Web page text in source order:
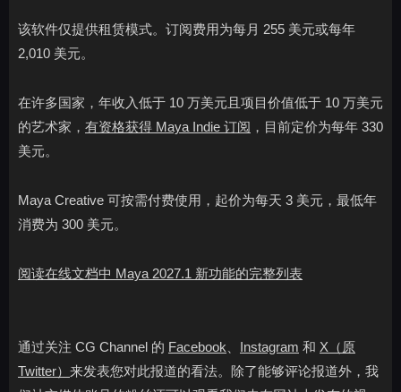
该软件仅提供租赁模式。订阅费用为每月 255 美元或每年
2,010 美元。
在许多国家，年收入低于 10 万美元且项目价值低于 10 万美元
的艺术家， 有资格获得 Maya Indie 订阅 ，目前定价为每年 330
美元。
Maya Creative 可按需付费使用，起价为每天 3 美元，最低年
消费为 300 美元。
阅读在线文档中 Maya 2027.1 新功能的完整列表
通过关注 CG Channel 的 Facebook Instagram 和 X（原
Twitter） 来发表您对此报道的看法。除了能够评论报道外，我